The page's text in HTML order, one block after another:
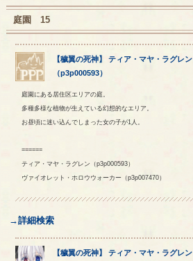
庭園 15
【穢翼の死神】ティア ・マヤ ・ ラグレン
（p3p000593）
庭園にある居住区エリアの庭。
多種多様な植物が生えている幻想的なエリア。
お昼頃に迷い込んでしまった女の子が1人。
======
ティア・マヤ・ラグレン（p3p000593）
ヴァイオレット・ホロウウォーカー（p3p007470）
→詳細検索
【穢翼の死神】ティア ・マヤ ・ ラグレン